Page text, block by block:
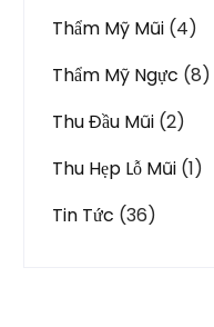
Thẩm Mỹ Mũi (4)
Thẩm Mỹ Ngực (8)
Thu Đầu Mũi (2)
Thu Hẹp Lỗ Mũi (1)
Tin Tức (36)